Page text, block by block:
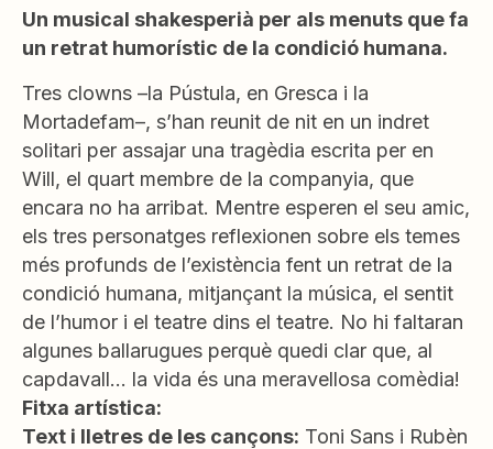
Un musical shakesperià per als menuts que fa
un retrat humorístic de la condició humana.
Tres clowns –la Pústula, en Gresca i la
Mortadefam–, s’han reunit de nit en un indret
solitari per assajar una tragèdia escrita per en
Will, el quart membre de la companyia, que
encara no ha arribat. Mentre esperen el seu amic,
els tres personatges reflexionen sobre els temes
més profunds de l’existència fent un retrat de la
condició humana, mitjançant la música, el sentit
de l’humor i el teatre dins el teatre. No hi faltaran
algunes ballarugues perquè quedi clar que, al
capdavall… la vida és una meravellosa comèdia!
Fitxa artística:
Text i lletres de les cançons: Toni Sans i Rubèn